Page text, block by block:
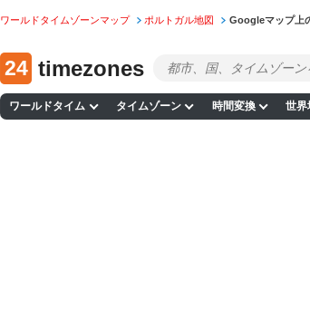
ワールドタイムゾーンマップ ポルトガル地図 Googleマップ上
24 timezones
ワールドタイム タイムゾーン 時間変換 世界